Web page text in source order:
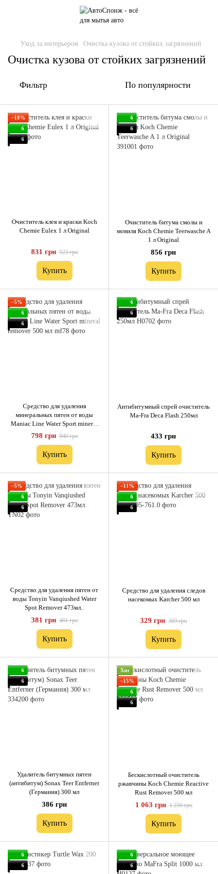
Уход за интерьером Очистка кузова от стойких загрязнений
Очистка кузова от стойких загрязнений
Фильтр По популярности
−10%
6
6
Очиститель клея и краски Koch
Chemie Eulex 1 л Original
831 грн 923 грн
Купить
6
6
Очиститель битума смолы и
мовиля Koch Chemie Teerwasche A
1 л Original
856 грн
Купить
−5%
6
6
Средство для удаления
минеральных пятен от воды
Maniac Line Water Sport mineral
remover 500 мл
798 грн 840 грн
Купить
6
6
Антибитумный спрей очиститель
Ma-Fra Deca Flash 250мл
433 грн
Купить
−5%
6
6
Средство для удаления пятен от
воды Tonyin Vanqiushed Water
Spot Remover 473мл..
381 грн 401 грн
Купить
−11%
6
6
Средство для удаления следов
насекомых Karcher 500 мл
329 грн 369 грн
Купить
6
6
Удалитель битумных пятен
(антибитум) Sonax Teer Entferner
(Германия) 300 мл
386 грн
Купить
Хит
−15%
6
6
Бескислотный очиститель
ржавчины Koch Chemie Reactive
Rust Remover 500 мл
1 063 грн 1 250 грн
Купить
6
6
6
6